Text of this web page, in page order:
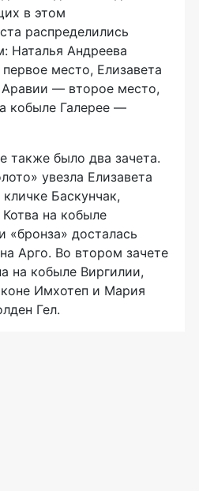
в этом
распределились
Наталья Андреева
место, Елизавета
Аравии — второе место,
кобыле Галерее —
также было два зачета.
увезла Елизавета
Баскунчак,
на кобыле
«бронза» досталась
Арго. Во втором зачете
на кобыле Виргилии,
Имхотеп и Мария
Гел.